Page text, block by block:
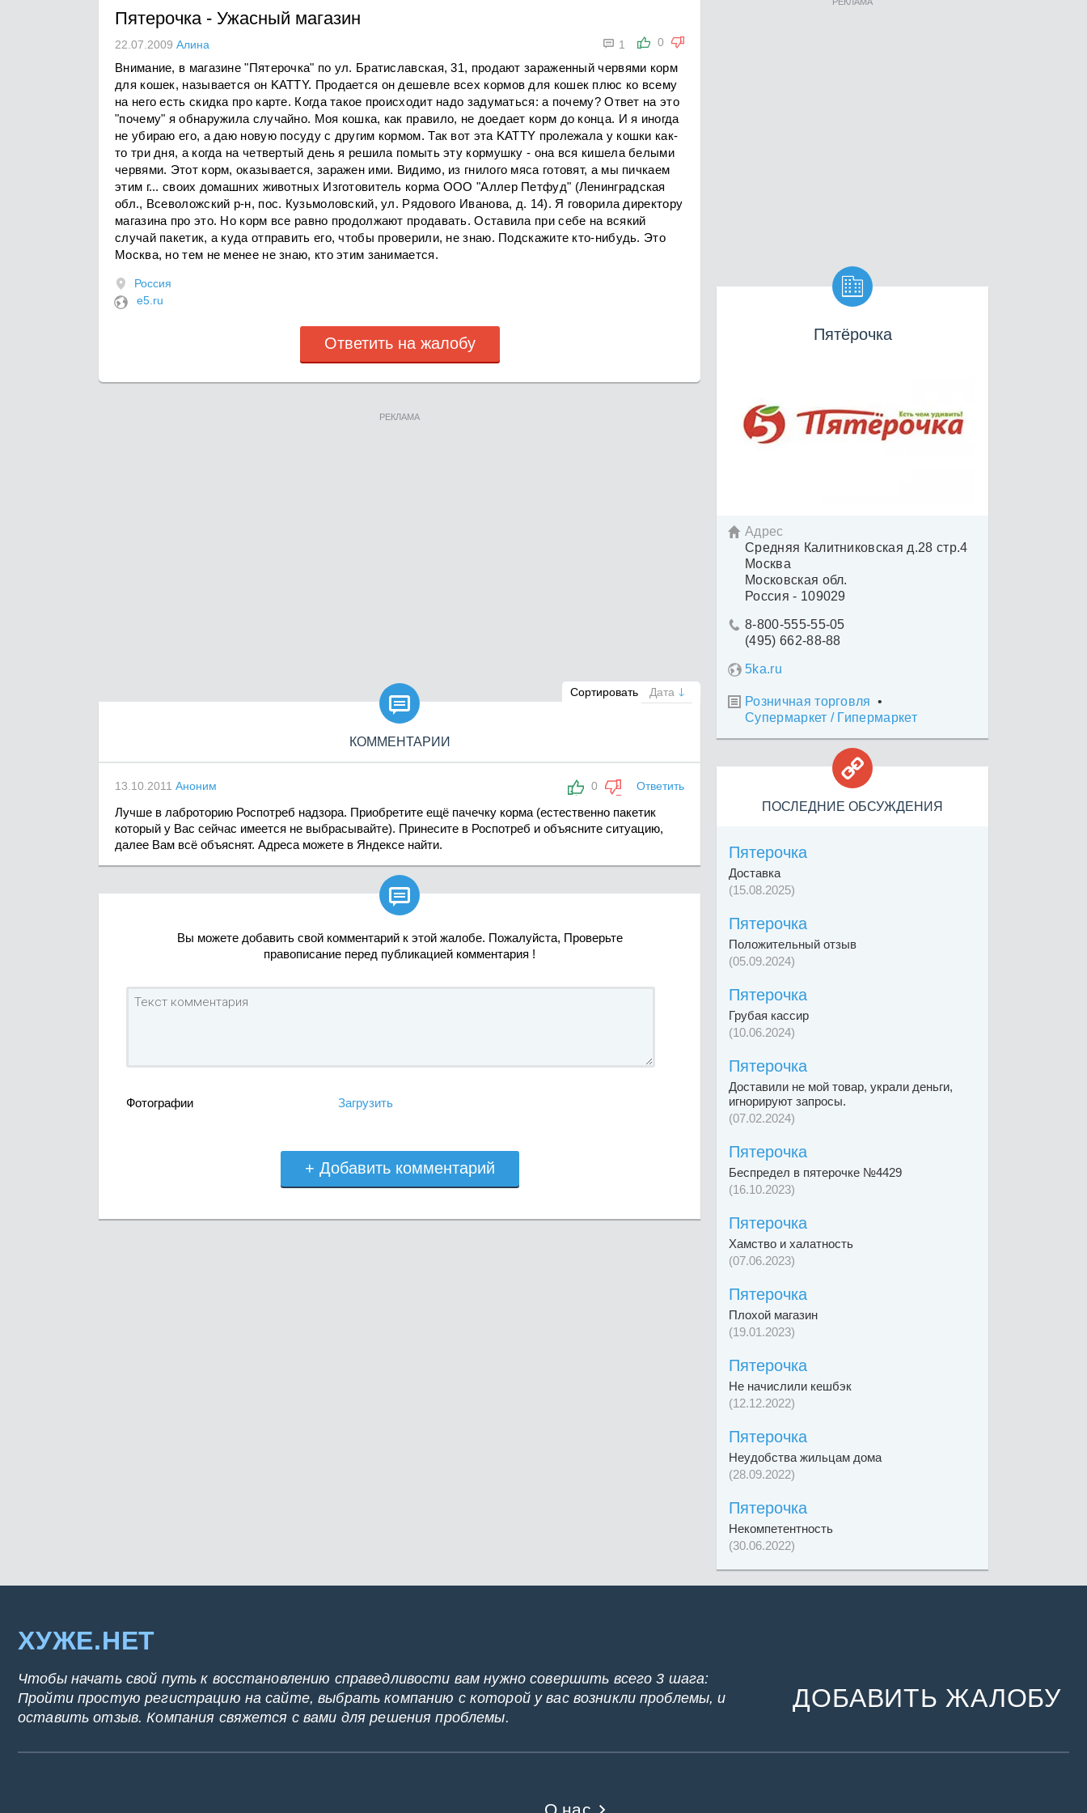
Пятерочка- Ужасный магазин
0
 1
22.07.2009 Алина
Внимание, в магазине "Пятерочка" по ул. Братиславская, 31, продают зараженный червями корм
для кошек, называется он KATTY. Продается он дешевле всех кормов для кошек плюс ко всему
на него есть скидка про карте. Когда такое происходит надо задуматься: а почему? Ответ на это
"почему" я обнаружила случайно. Моя кошка, как правило, не доедает корм до конца. И я иногда
не убираю его, а даю новую посуду с другим кормом. Так вот эта KATTY пролежала у кошки как-
то три дня, а когда на четвертый день я решила помыть эту кормушку - она вся кишела белыми
червями. Этот корм, оказывается, заражен ими. Видимо, из гнилого мяса готовят, а мы пичкаем
этим г... своих домашних животных Изготовитель корма ООО "Аллер Петфуд" (Ленинградская
обл., Всеволожский р-н, пос. Кузьмоловский, ул. Рядового Иванова, д. 14). Я говорила директору
магазина про это. Но корм все равно продолжают продавать. Оставила при себе на всякий
случай пакетик, а куда отправить его, чтобы проверили, не знаю. Подскажите кто-нибудь. Это
Москва, но тем не менее не знаю, кто этим занимается.
Россия
e5.ru
Ответить на жалобу
РЕКЛАМА
Сортировать Дата

КОММЕНТАРИИ
0 Ответить
13.10.2011 Аноним
Лучше в лаброторию Роспотреб надзора. Приобретите ещё пачечку корма (естественно пакетик
который у Вас сейчас имеется не выбрасывайте). Принесите в Роспотреб и объясните ситуацию,
далее Вам всё объяснят. Адреса можете в Яндексе найти.

Вы можете добавить свой комментарий к этой жалобе. Пожалуйста, Проверьте
правописание перед публикацией комментария !
Фотографии Загрузить
+ Добавить комментарий

Пятёрочка
 Адрес
Средняя Калитниковская д.28 стр.4
Москва
Московская обл.
Россия - 109029
 8-800-555-55-05
(495) 662-88-88
5ka.ru
 Розничная торговля •
Супермаркет / Гипермаркет

ПОСЛЕДНИЕ ОБСУЖДЕНИЯ
Пятерочка
Доставка
(15.08.2025)
Пятерочка
Положительный отзыв
(05.09.2024)
Пятерочка
Грубая кассир
(10.06.2024)
Пятерочка
Доставили не мой товар, украли деньги,
игнорируют запросы.
(07.02.2024)
Пятерочка
Беспредел в пятерочке №4429
(16.10.2023)
Пятерочка
Хамство и халатность
(07.06.2023)
Пятерочка
Плохой магазин
(19.01.2023)
Пятерочка
Не начислили кешбэк
(12.12.2022)
Пятерочка
Неудобства жильцам дома
(28.09.2022)
Пятерочка
Некомпетентность
(30.06.2022)
ХУЖЕ.НЕТ
Чтобы начать свой путь к восстановлению справедливости вам нужно совершить всего 3 шага:
Пройти простую регистрацию на сайте, выбрать компанию с которой у вас возникли проблемы, и
оставить отзыв. Компания свяжется с вами для решения проблемы.
ДОБАВИТЬ ЖАЛОБУ